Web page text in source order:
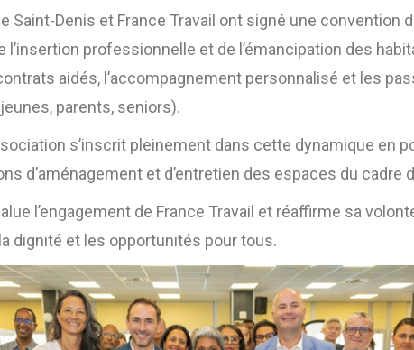
Saint-Denis et France Travail ont signé une
l’insertion professionnelle et de l’émancipation des
aidés, l’accompagnement personnalisé et les
parents, seniors).
s’inscrit pleinement dans cette dynamique en
d’aménagement et d’entretien des espaces du cadre
l’engagement de France Travail et réaffirme sa
la dignité et les opportunités pour tous.